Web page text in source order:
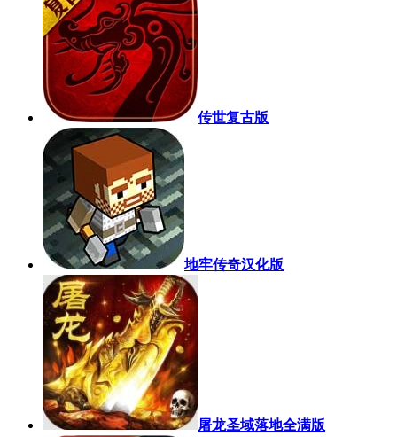
传世复古版
地牢传奇汉化版
屠龙圣域落地全满版